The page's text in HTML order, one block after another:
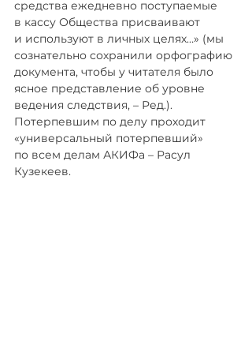
средства ежедневно поступаемые
в кассу Общества присваивают
и используют в личных целях…» (мы
сознательно сохранили орфографию
документа, чтобы у читателя было
ясное представление об уровне
ведения следствия, – Ред.).
Потерпевшим по делу проходит
«универсальный потерпевший»
по всем делам АКИФа – Расул
Кузекеев.